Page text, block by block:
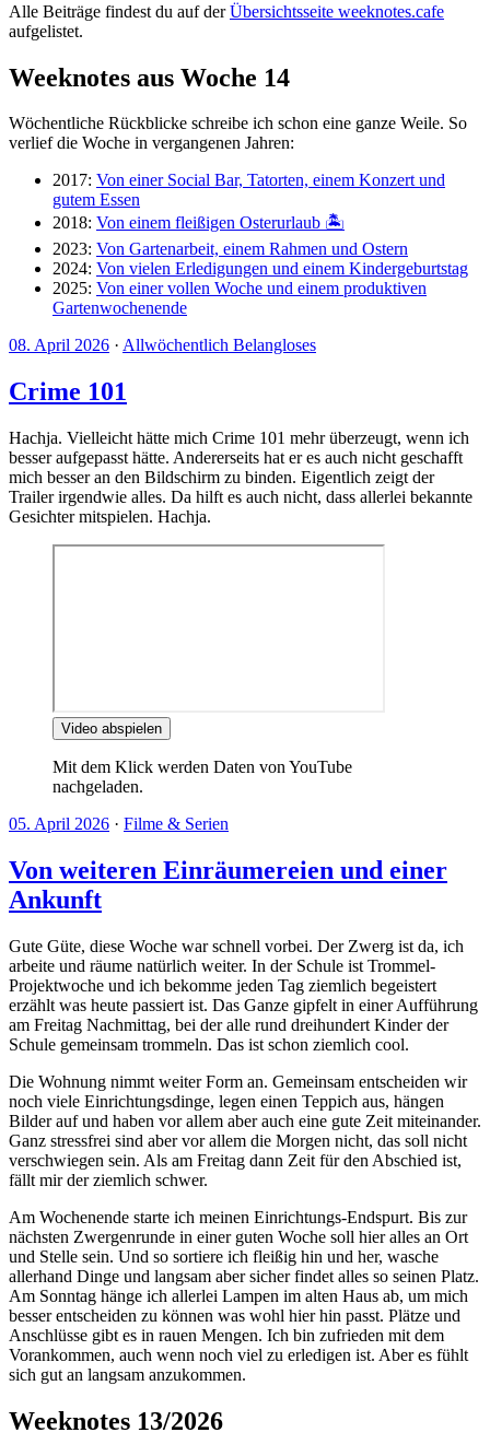
Alle Beiträge findest du auf derÜbersichtsseite weeknotes.cafe
aufgelistet.
Weeknotes aus Woche 14
Wöchentliche Rückblicke schreibe ich schon eine ganze Weile. So
verlief die Woche in vergangenen Jahren:
2017: Von einer Social Bar, Tatorten, einem Konzert und
gutem Essen
2018: Von einem fleißigen Osterurlaub 🏝
2023: Von Gartenarbeit, einem Rahmen und Ostern
2024: Von vielen Erledigungen und einem Kindergeburtstag
2025: Von einer vollen Woche und einem produktiven
Gartenwochenende
08. April 2026 · Allwöchentlich Belangloses
Crime 101
Hachja. Vielleicht hätte mich Crime 101 mehr überzeugt, wenn ich
besser aufgepasst hätte. Andererseits hat er es auch nicht geschafft
mich besser an den Bildschirm zu binden. Eigentlich zeigt der
Trailer irgendwie alles. Da hilft es auch nicht, dass allerlei bekannte
Gesichter mitspielen. Hachja.
Video abspielen
Mit dem Klick werden Daten von YouTube
nachgeladen.
05. April 2026 · Filme & Serien
Von weiteren Einräumereien und einer
Ankunft
Gute Güte, diese Woche war schnell vorbei. Der Zwerg ist da, ich
arbeite und räume natürlich weiter. In der Schule ist Trommel-
Projektwoche und ich bekomme jeden Tag ziemlich begeistert
erzählt was heute passiert ist. Das Ganze gipfelt in einer Aufführung
am Freitag Nachmittag, bei der alle rund dreihundert Kinder der
Schule gemeinsam trommeln. Das ist schon ziemlich cool.
Die Wohnung nimmt weiter Form an. Gemeinsam entscheiden wir
noch viele Einrichtungsdinge, legen einen Teppich aus, hängen
Bilder auf und haben vor allem aber auch eine gute Zeit miteinander.
Ganz stressfrei sind aber vor allem die Morgen nicht, das soll nicht
verschwiegen sein. Als am Freitag dann Zeit für den Abschied ist,
fällt mir der ziemlich schwer.
Am Wochenende starte ich meinen Einrichtungs-Endspurt. Bis zur
nächsten Zwergenrunde in einer guten Woche soll hier alles an Ort
und Stelle sein. Und so sortiere ich fleißig hin und her, wasche
allerhand Dinge und langsam aber sicher findet alles so seinen Platz.
Am Sonntag hänge ich allerlei Lampen im alten Haus ab, um mich
besser entscheiden zu können was wohl hier hin passt. Plätze und
Anschlüsse gibt es in rauen Mengen. Ich bin zufrieden mit dem
Vorankommen, auch wenn noch viel zu erledigen ist. Aber es fühlt
sich gut an langsam anzukommen.
Weeknotes 13/2026